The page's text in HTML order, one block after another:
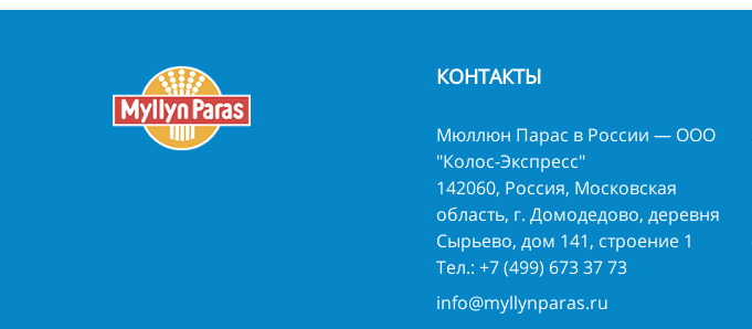
КОНТАКТЫ
Мюллюн Парас в России — ООО
"Колос-Экспресс"
142060, Россия, Московская
область, г. Домодедово, деревня
Сырьево, дом 141, строение 1
Тел.: +7 (499) 673 37 73
info@myllynparas.ru